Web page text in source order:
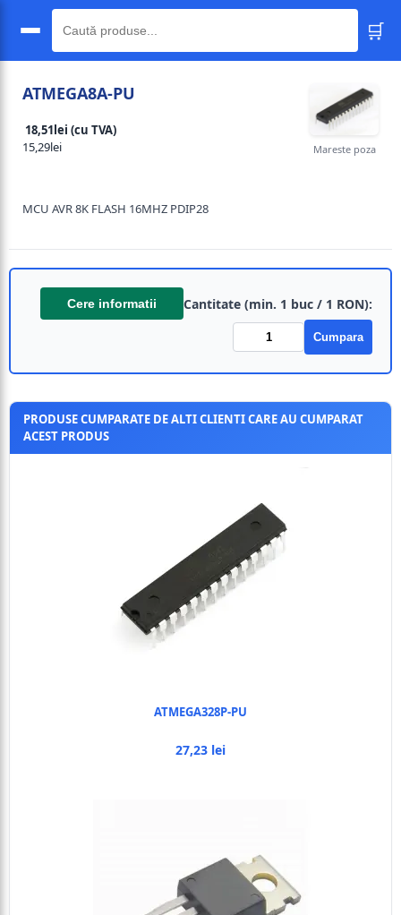
🛒
ATMEGA8A-PU
18,51lei (cu TVA)
15,29lei
Mareste poza
MCU AVR 8K FLASH 16MHZ PDIP28
Cere informatii Cantitate (min. 1 buc / 1 RON):
Cumpara
PRODUSE CUMPARATE DE ALTI CLIENTI CARE AU CUMPARAT
ACEST PRODUS
ATMEGA328P-PU
27,23 lei